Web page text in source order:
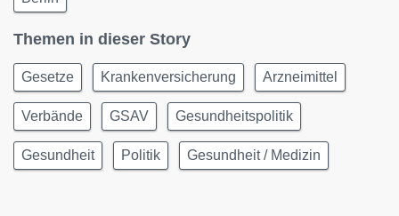
Themen in dieser Story
Gesetze Krankenversicherung Arzneimittel
Verbände GSAV Gesundheitspolitik
Gesundheit Politik Gesundheit / Medizin